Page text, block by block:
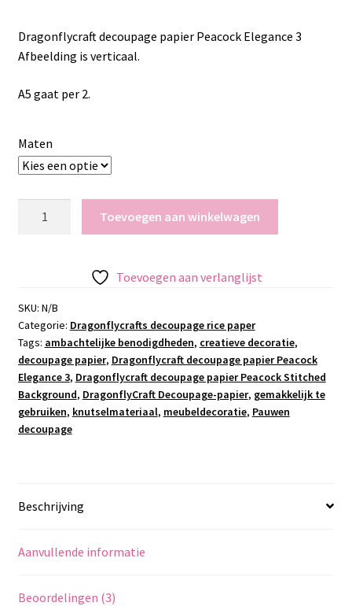
Dragonflycraft decoupage papier Peacock Elegance 3
Afbeelding is verticaal.
A5 gaat per 2.
Maten
3
aantal
Toevoegen aan winkelwagen
Toevoegen aan verlanglijst
SKU: N/B
Categorie: Dragonflycrafts decoupage rice paper
Tags: ambachtelijke benodigdheden, creatieve decoratie,
decoupage papier, Dragonflycraft decoupage papier Peacock
Elegance 3, Dragonflycraft decoupage papier Peacock Stitched
Background, DragonflyCraft Decoupage-papier, gemakkelijk te
gebruiken, knutselmateriaal, meubeldecoratie, Pauwen
decoupage
Beschrijving
Aanvullende informatie
Beoordelingen (3)